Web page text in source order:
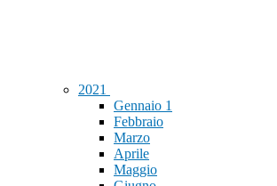
2021
Gennaio 1
Febbraio
Marzo
Aprile
Maggio